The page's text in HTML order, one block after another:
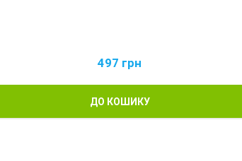
497 грн
ДО КОШИКУ